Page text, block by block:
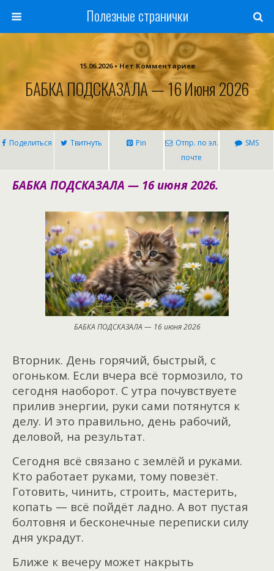
Полезные странички
15.06.2026 • Нет Комментариев
БАБКА ПОДСКАЗАЛА — 16 Июня 2026
Поделиться Твитнуть Pin
Отпр. по эл.
почте
SMS
БАБКА ПОДСКАЗАЛА — 16 июня 2026.
БАБКА ПОДСКАЗАЛА — 16 июня 2026
Вторник. День горячий, быстрый, с
огоньком. Если вчера всё тормозило, то
сегодня наоборот. С утра почувствуете
прилив энергии, руки сами потянутся к
делу. И это правильно, день рабочий,
деловой, на результат.
Сегодня всё связано с землёй и руками.
Кто работает руками, тому повезёт.
Готовить, чинить, строить, мастерить,
копать — всё пойдёт ладно. А вот пустая
болтовня и бесконечные переписки силу
дня украдут.
Ближе к вечеру может накрыть